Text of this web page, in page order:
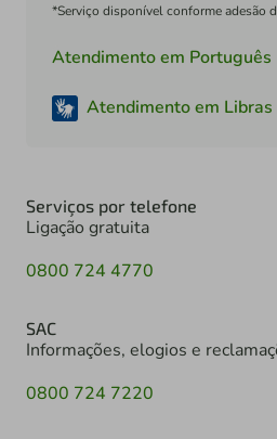
*Serviço disponível conforme adesão
Atendimento em Português
Atendimento em Libras
Serviços por telefone
Ligação gratuita
0800 724 4770
SAC
Informações, elogios e
0800 724 7220